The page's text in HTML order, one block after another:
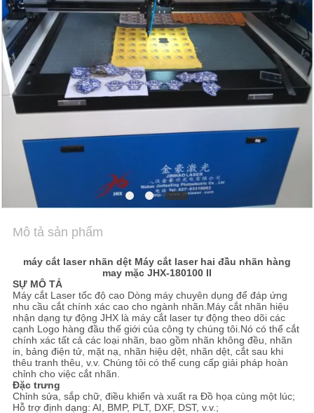
LIÊN
HỆ
VỚI
CHÚNG
TÔI
TIN
TỨC
NÓI
CHUYỆN
NGAY.
COMPANY
NEWS
SITEMAP
Mô tả sản phẩm
máy cắt laser nhãn dệt Máy cắt laser hai đầu nhãn hàng
may mặc JHX-180100 II
SỰ MÔ TẢ
Máy cắt Laser tốc độ cao Dòng máy chuyên dụng để đáp ứng
nhu cầu cắt chính xác cao cho ngành nhãn.Máy cắt nhãn hiệu
nhận dạng tự động JHX là máy cắt laser tự động theo dõi các
cạnh Logo hàng đầu thế giới của công ty chúng tôi.Nó có thể cắt
chính xác tất cả các loại nhãn, bao gồm nhãn không đều, nhãn
in, bảng điện tử, mặt nạ, nhãn hiệu dệt, nhãn dệt, cắt sau khi
thêu tranh thêu, v.v. Chúng tôi có thể cung cấp giải pháp hoàn
chỉnh cho việc cắt nhãn.
Đặc trưng
Chỉnh sửa, sắp chữ, điều khiển và xuất ra Đồ họa cùng một lúc;
Hỗ trợ định dạng: AI, BMP, PLT, DXF, DST, v.v.;